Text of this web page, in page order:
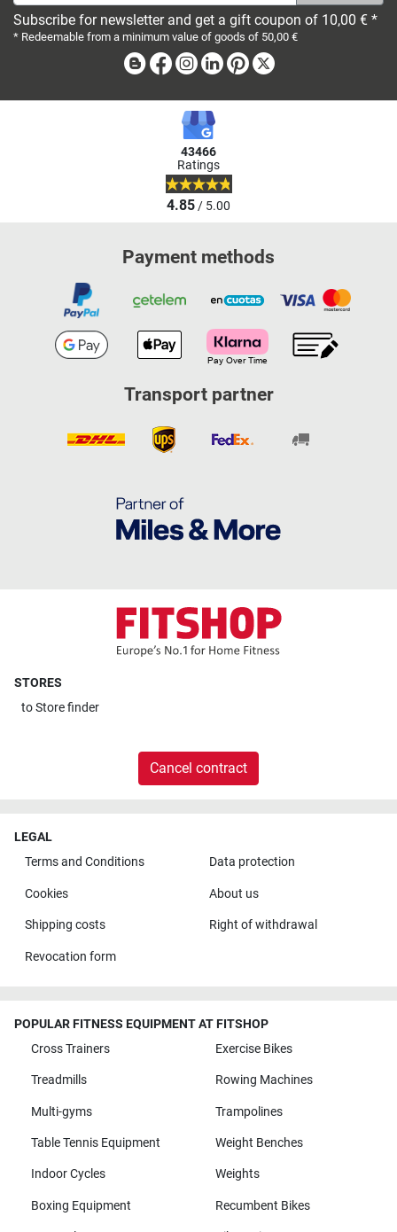
Subscribe for newsletter and get a gift coupon of 10,00 € *
* Redeemable from a minimum value of goods of 50,00 €
BlogFacebook
Instagram
LinkedinPinterest
43466
Ratings
4.85/ 5.00
Payment methods
Transport partner
STORES
toStore finder
Cancel contract
LEGAL
Terms and Conditions
Data protection
Cookies About us
Shipping costs Right of withdrawal
Revocation form
POPULAR FITNESS EQUIPMENT AT FITSHOP
Cross Trainers
Exercise Bikes
Treadmills Rowing Machines
Multi-gyms Trampolines
Table Tennis Equipment Weight Benches
Indoor Cycles Weights
Boxing Equipment Recumbent Bikes